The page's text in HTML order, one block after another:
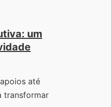
um
até
transformar